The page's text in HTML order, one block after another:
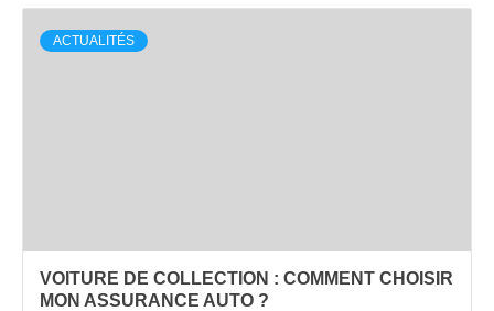
ACTUALITÉS
VOITURE DE COLLECTION : COMMENT CHOISIR
MON ASSURANCE AUTO ?